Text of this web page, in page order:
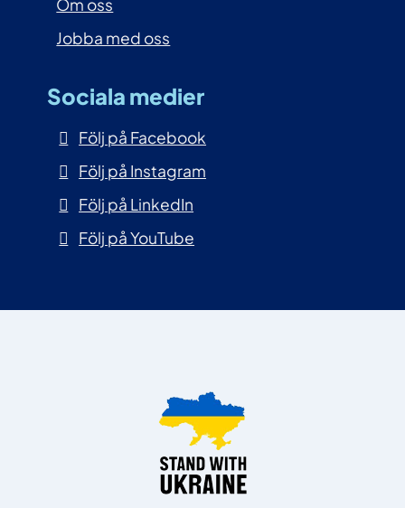
Om oss
Jobba med oss
Sociala medier
Följ på Facebook
Följ på Instagram
Följ på LinkedIn
Följ på YouTube